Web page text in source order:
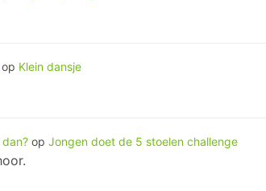
op Klein dansje
op Jongen doet de 5 stoelen challenge